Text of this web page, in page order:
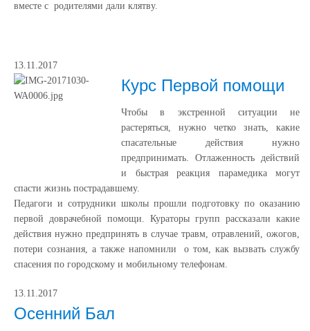
вместе с родителями дали клятву.
13.11.2017
Курс Первой помощи
Чтобы в экстренной ситуации не
растеряться, нужно четко знать, какие
спасательные действия нужно
предпринимать. Отлаженность действий
и быстрая реакция парамедика могут
спасти жизнь пострадавшему.
Педагоги и сотрудники школы прошли подготовку по оказанию
первой доврачебной помощи. Кураторы групп рассказали какие
действия нужно предпринять в случае травм, отравлений, ожогов,
потери сознания, а также напомнили о том, как вызвать службу
спасения по городскому и мобильному телефонам.
13.11.2017
Осенний Бал